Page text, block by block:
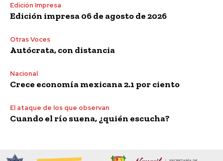
Edición Impresa
Edición impresa 06 de agosto de 2026
Otras Voces
Autócrata, con distancia
Nacional
Crece economía mexicana 2.1 por ciento
El ataque de los que observan
Cuando el río suena, ¿quién escucha?